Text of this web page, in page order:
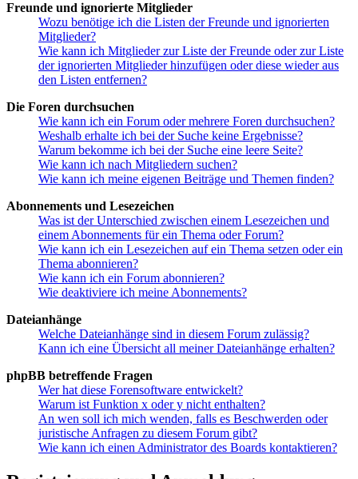
Freunde und ignorierte Mitglieder
Wozu benötige ich die Listen der Freunde und ignorierten
Mitglieder?
Wie kann ich Mitglieder zur Liste der Freunde oder zur Liste
der ignorierten Mitglieder hinzufügen oder diese wieder aus
den Listen entfernen?
Die Foren durchsuchen
Wie kann ich ein Forum oder mehrere Foren durchsuchen?
Weshalb erhalte ich bei der Suche keine Ergebnisse?
Warum bekomme ich bei der Suche eine leere Seite?
Wie kann ich nach Mitgliedern suchen?
Wie kann ich meine eigenen Beiträge und Themen finden?
Abonnements und Lesezeichen
Was ist der Unterschied zwischen einem Lesezeichen und
einem Abonnements für ein Thema oder Forum?
Wie kann ich ein Lesezeichen auf ein Thema setzen oder ein
Thema abonnieren?
Wie kann ich ein Forum abonnieren?
Wie deaktiviere ich meine Abonnements?
Dateianhänge
Welche Dateianhänge sind in diesem Forum zulässig?
Kann ich eine Übersicht all meiner Dateianhänge erhalten?
phpBB betreffende Fragen
Wer hat diese Forensoftware entwickelt?
Warum ist Funktion x oder y nicht enthalten?
An wen soll ich mich wenden, falls es Beschwerden oder
juristische Anfragen zu diesem Forum gibt?
Wie kann ich einen Administrator des Boards kontaktieren?